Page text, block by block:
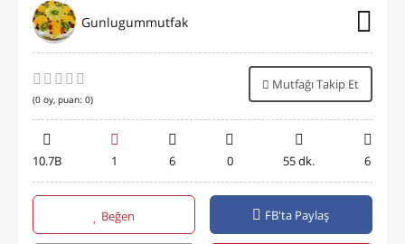
Gunlugummutfak
(0 oy, puan: 0)
Mutfağı Takip Et
10.7B 1 6 0 55 dk. 6
Beğen FB'ta Paylaş